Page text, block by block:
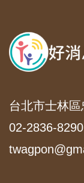
台北市士林
02-2836-8290